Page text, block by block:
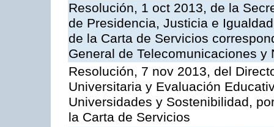
Resolución, 1 oct 2013, de la
de Presidencia, Justicia e
de la Carta de Servicios
General de Telecomunicaciones y
Resolución, 7 nov 2013, del
Universitaria y Evaluación
Universidades y Sostenibilidad,
la Carta de Servicios